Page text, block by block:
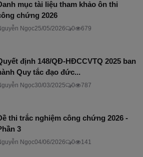
mục tài liệu tham khảo ôn thi
chứng 2026
Ngọc25/05/2026 0 679
định 148/QĐ-HĐCCVTQ 2025 ban
Quy tắc đạo đức...
Ngọc30/03/2025 0 787
thi trắc nghiệm công chứng 2026 -
3
Ngọc04/06/2026 0 141